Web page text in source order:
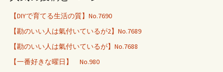
【DIYで育てる生活の質】No.7690
【勘のいい人は氣付いているが2】No.7689
【勘のいい人は氣付いているが】No.7688
【一番好きな曜日】 No.980